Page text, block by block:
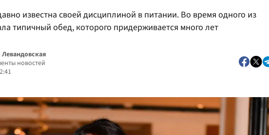
известна своей дисциплиной в питании. Во время одного из
типичный обед, которого придерживается много лет
новостей